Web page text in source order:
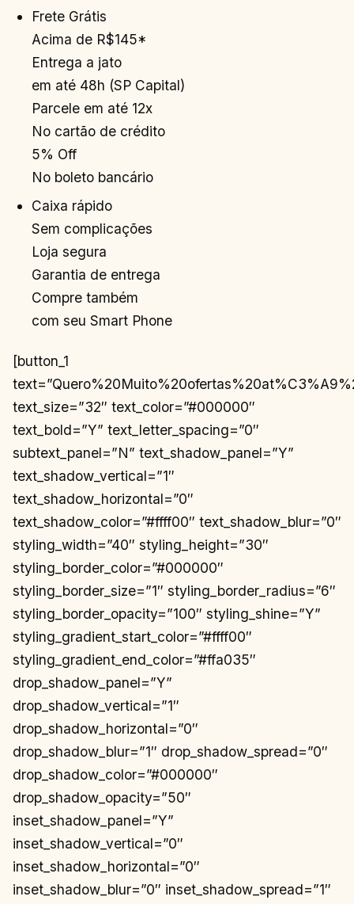
Frete Grátis
Acima de R$145*
Entrega a jato
em até 48h (SP Capital)
Parcele em até 12x
No cartão de crédito
5% Off
No boleto bancário
Caixa rápido
Sem complicações
Loja segura
Garantia de entrega
Compre também
com seu Smart Phone
[button_1
text_size=”32″ text_color=”#000000″
text_bold=”Y” text_letter_spacing=”0″
subtext_panel=”N” text_shadow_panel=”Y”
text_shadow_vertical=”1″
text_shadow_horizontal=”0″
text_shadow_color=”#ffff00″ text_shadow_blur=”0″
styling_width=”40″ styling_height=”30″
styling_border_color=”#000000″
styling_border_size=”1″ styling_border_radius=”6″
styling_border_opacity=”100″ styling_shine=”Y”
styling_gradient_start_color=”#ffff00″
styling_gradient_end_color=”#ffa035″
drop_shadow_panel=”Y”
drop_shadow_vertical=”1″
drop_shadow_horizontal=”0″
drop_shadow_blur=”1″ drop_shadow_spread=”0″
drop_shadow_color=”#000000″
drop_shadow_opacity=”50″
inset_shadow_panel=”Y”
inset_shadow_vertical=”0″
inset_shadow_horizontal=”0″
inset_shadow_blur=”0″ inset_shadow_spread=”1″